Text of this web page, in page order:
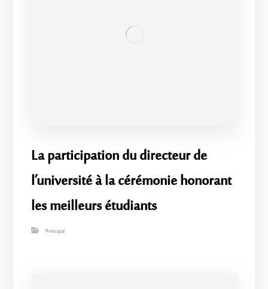
La participation du directeur de
l’université à la cérémonie honorant
les meilleurs étudiants
Principal